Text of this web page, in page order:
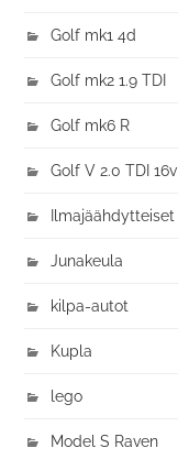
Golf mk1 4d
Golf mk2 1.9 TDI
Golf mk6 R
Golf V 2.0 TDI 16v
Ilmajäähdytteiset
Junakeula
kilpa-autot
Kupla
lego
Model S Raven